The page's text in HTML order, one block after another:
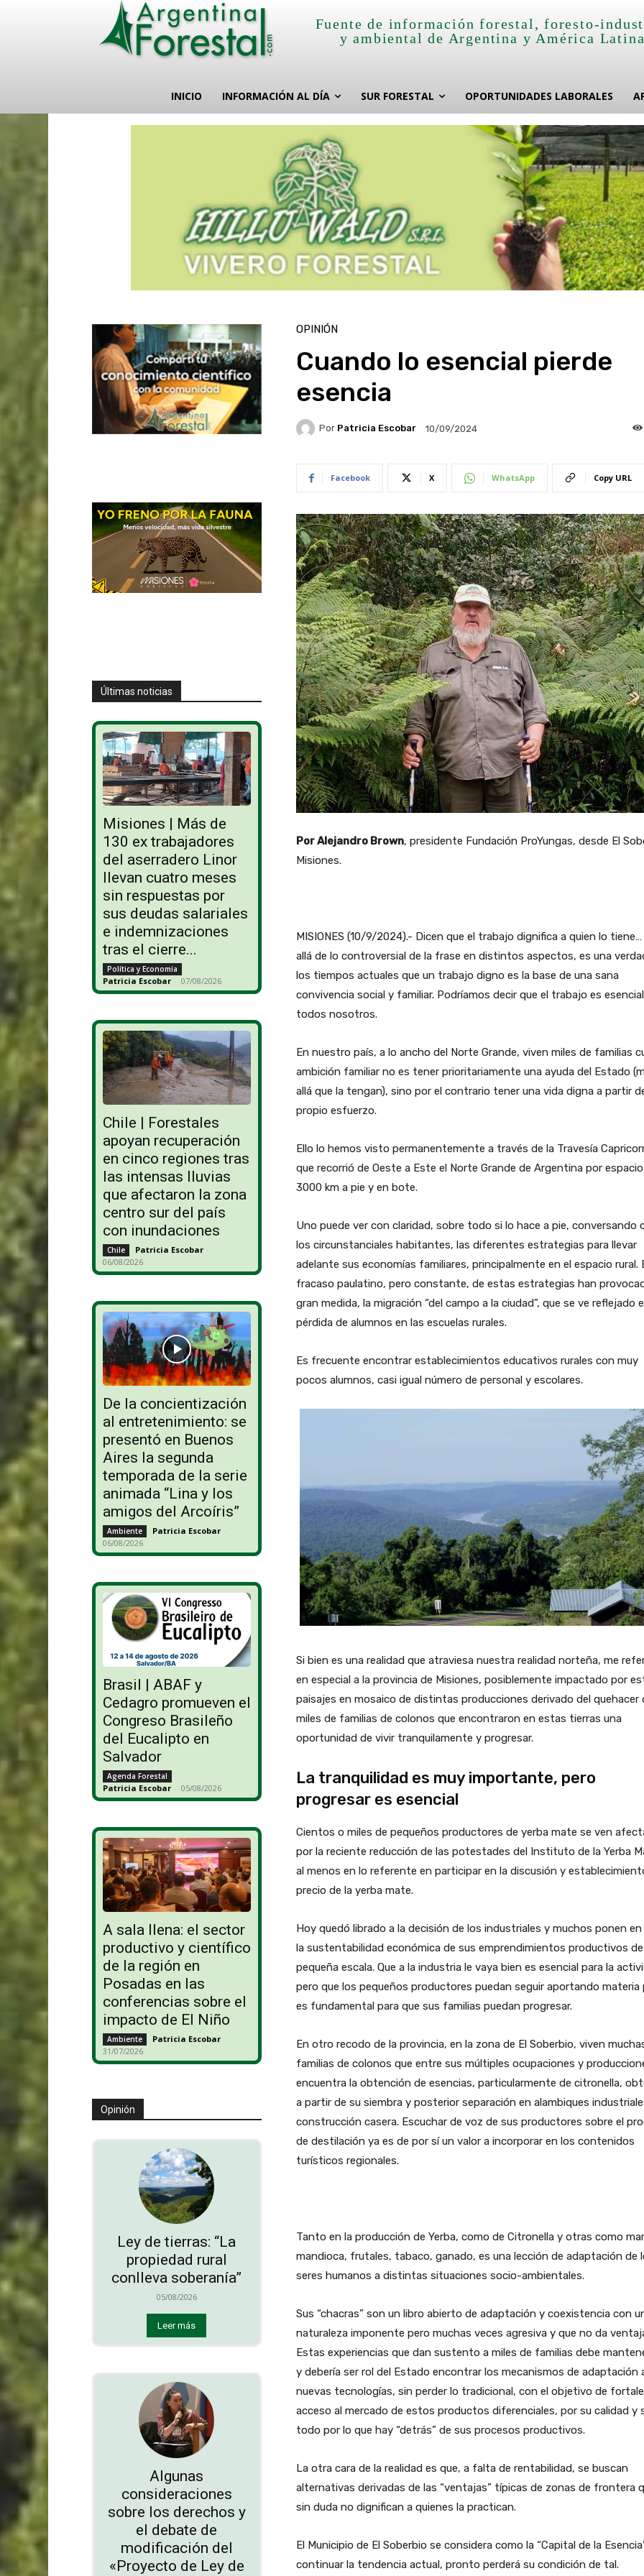
Fuente de información forestal, foresto-
y ambiental de Argentina y América
INICIO INFORMACIÓN AL DÍA SUR FORESTAL OPORTUNIDADES LABORALES
Últimas noticias
Misiones | Más de
130 ex trabajadores
del aserradero Linor
llevan cuatro meses
sin respuestas por
sus deudas salariales
e indemnizaciones
tras el cierre...
Política y Economía
Patricia Escobar - 07/08/2026
Chile | Forestales
apoyan recuperación
en cinco regiones tras
las intensas lluvias
que afectaron la zona
centro sur del país
con inundaciones
Chile Patricia Escobar -
06/08/2026
De la concientización
al entretenimiento: se
presentó en Buenos
Aires la segunda
temporada de la serie
animada “Lina y los
amigos del Arcoíris”
Ambiente Patricia Escobar -
06/08/2026
Brasil | ABAF y
Cedagro promueven el
Congreso Brasileño
del Eucalipto en
Salvador
Agenda Forestal
Patricia Escobar - 05/08/2026
A sala llena: el sector
productivo y científico
de la región en
Posadas en las
conferencias sobre el
impacto de El Niño
Ambiente Patricia Escobar -
31/07/2026
Opinión
Ley de tierras: “La
propiedad rural
conlleva soberanía”
05/08/2026
Leer más
Algunas
consideraciones
sobre los derechos y
el debate de
modificación del
«Proyecto de Ley de
OPINIÓN
Cuando lo esencial pierde
esencia
Por Patricia Escobar 10/09/2024
Facebook X WhatsApp Copy URL
Por Alejandro Brown, presidente Fundación ProYungas, desde El
Misiones.
MISIONES (10/9/2024).- Dicen que el trabajo dignifica a quien lo tiene…
allá de lo controversial de la frase en distintos aspectos, es una
los tiempos actuales que un trabajo digno es la base de una sana
convivencia social y familiar. Podríamos decir que el trabajo es
todos nosotros.
En nuestro país, a lo ancho del Norte Grande, viven miles de familias
ambición familiar no es tener prioritariamente una ayuda del Estado
allá que la tengan), sino por el contrario tener una vida digna a partir
propio esfuerzo.
Ello lo hemos visto permanentemente a través de la Travesía
que recorrió de Oeste a Este el Norte Grande de Argentina por
3000 km a pie y en bote.
Uno puede ver con claridad, sobre todo si lo hace a pie, conversando
los circunstanciales habitantes, las diferentes estrategias para llevar
adelante sus economías familiares, principalmente en el espacio rural.
fracaso paulatino, pero constante, de estas estrategias han
gran medida, la migración “del campo a la ciudad”, que se ve reflejado
pérdida de alumnos en las escuelas rurales.
Es frecuente encontrar establecimientos educativos rurales con muy
pocos alumnos, casi igual número de personal y escolares.
Si bien es una realidad que atraviesa nuestra realidad norteña, me
en especial a la provincia de Misiones, posiblemente impactado por
paisajes en mosaico de distintas producciones derivado del quehacer
miles de familias de colonos que encontraron en estas tierras una
oportunidad de vivir tranquilamente y progresar.
La tranquilidad es muy importante, pero
progresar es esencial
Cientos o miles de pequeños productores de yerba mate se ven
por la reciente reducción de las potestades del Instituto de la Yerba
al menos en lo referente en participar en la discusión y
precio de la yerba mate.
Hoy quedó librado a la decisión de los industriales y muchos ponen
la sustentabilidad económica de sus emprendimientos productivos de
pequeña escala. Que a la industria le vaya bien es esencial para la
pero que los pequeños productores puedan seguir aportando materia
es fundamental para que sus familias puedan progresar.
En otro recodo de la provincia, en la zona de El Soberbio, viven
familias de colonos que entre sus múltiples ocupaciones y
encuentra la obtención de esencias, particularmente de citronella,
a partir de su siembra y posterior separación en alambiques
construcción casera. Escuchar de voz de sus productores sobre el
de destilación ya es de por sí un valor a incorporar en los contenidos
turísticos regionales.
Tanto en la producción de Yerba, como de Citronella y otras como
mandioca, frutales, tabaco, ganado, es una lección de adaptación de
seres humanos a distintas situaciones socio-ambientales.
Sus “chacras” son un libro abierto de adaptación y coexistencia con
naturaleza imponente pero muchas veces agresiva y que no da
Estas experiencias que dan sustento a miles de familias debe
y debería ser rol del Estado encontrar los mecanismos de adaptación
nuevas tecnologías, sin perder lo tradicional, con el objetivo de
acceso al mercado de estos productos diferenciales, por su calidad y
todo por lo que hay “detrás” de sus procesos productivos.
La otra cara de la realidad es que, a falta de rentabilidad, se buscan
alternativas derivadas de las “ventajas” típicas de zonas de frontera
sin duda no dignifican a quienes la practican.
El Municipio de El Soberbio se considera como la “Capital de la
continuar la tendencia actual, pronto perderá su condición de tal.